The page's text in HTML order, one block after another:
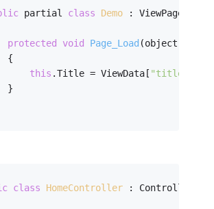
partial class Demo :
ViewPage
protected
void Page_Load (object
{
this .Title = ViewData[ "title"
}
class HomeController :
Controller